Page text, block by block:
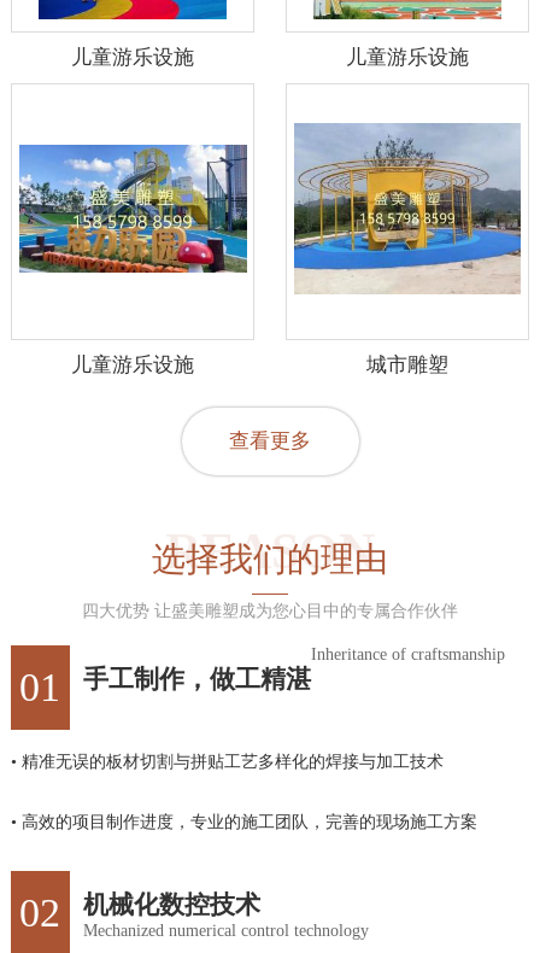
儿童游乐设施 儿童游乐设施
儿童游乐设施 城市雕塑
查看更多
选择我们的理由
四大优势 让盛美雕塑成为您心目中的专属合作伙伴
REASON
01 手工制作，做工精湛
Inheritance of craftsmanship
• 精准无误的板材切割与拼贴工艺多样化的焊接与加工技术
• 高效的项目制作进度，专业的施工团队，完善的现场施工方案
02 机械化数控技术
Mechanized numerical control technology